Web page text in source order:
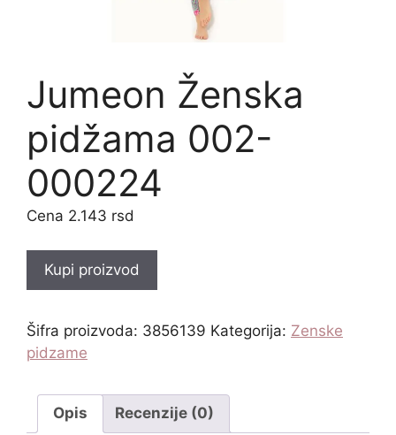
Jumeon Ženska
pidžama 002-
000224
2.143 rsd
Kupi proizvod
Šifra proizvoda: 3856139 Kategorija: Zenske
pidzame
Opis Recenzije (0)